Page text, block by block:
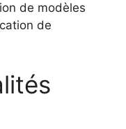
de modèles
de